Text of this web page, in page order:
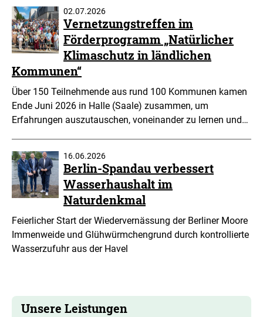
02.07.2026
Vernetzungstreffen im
Förderprogramm „Natürlicher
Klimaschutz in ländlichen
Kommunen“
Über 150 Teilnehmende aus rund 100 Kommunen kamen
Ende Juni 2026 in Halle (Saale) zusammen, um
Erfahrungen auszutauschen, voneinander zu lernen und…
16.06.2026
Berlin-Spandau verbessert
Wasserhaushalt im
Naturdenkmal
Feierlicher Start der Wiedervernässung der Berliner Moore
Immenweide und Glühwürmchengrund durch kontrollierte
Wasserzufuhr aus der Havel
Unsere Leistungen